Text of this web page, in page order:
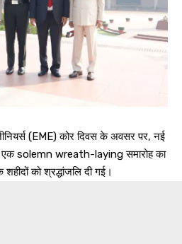
(EME) कोर दिवस के अवसर पर, नई
एक solemn wreath-laying समारोह का
को श्रद्धांजलि दी गई।